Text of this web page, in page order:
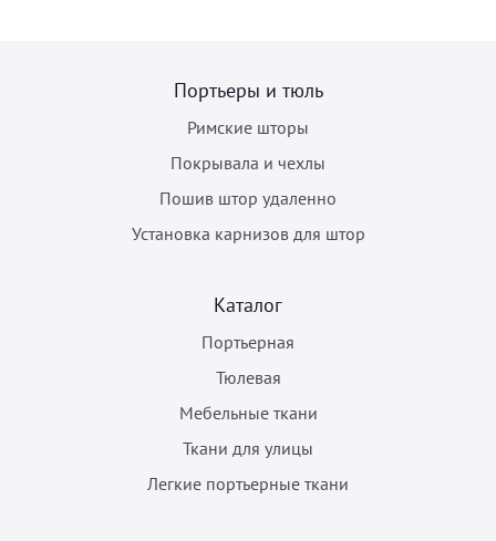
Портьеры и тюль
Римские шторы
Покрывала и чехлы
Пошив штор удаленно
Установка карнизов для штор
Каталог
Портьерная
Тюлевая
Мебельные ткани
Ткани для улицы
Легкие портьерные ткани